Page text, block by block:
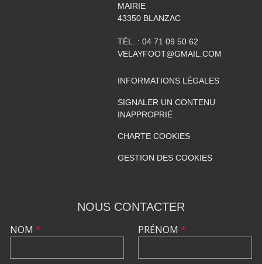
MAIRIE
43350 BLANZAC
TÉL. : 04 71 09 50 62
VELAYFOOT@GMAIL.COM
INFORMATIONS LÉGALES
SIGNALER UN CONTENU
INAPPROPRIÉ
CHARTE COOKIES
GESTION DES COOKIES
NOUS CONTACTER
NOM * PRÉNOM *